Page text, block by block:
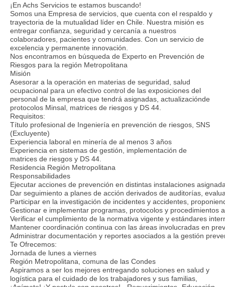
¡En Achs Servicios te estamos buscando!
Somos una Empresa de servicios, que cuenta con el respaldo y
trayectoria de la mutualidad líder en Chile. Nuestra misión es
entregar confianza, seguridad y cercanía a nuestros
colaboradores, pacientes y comunidades. Con un servicio de
excelencia y permanente innovación.
Nos encontramos en búsqueda de Experto en Prevención de
Riesgos para la región Metropolitana
Misión
Asesorar a la operación en materias de seguridad, salud
ocupacional para un efectivo control de las exposiciones del
personal de la empresa que tendrá asignadas, actualizaciónde
protocolos Minsal, matrices de riesgos y DS 44.
Requisitos:
Título profesional de Ingeniería en prevención de riesgos, SNS
(Excluyente)
Experiencia laboral en minería de al menos 3 años
Experiencia en sistemas de gestión, implementación de
matrices de riesgos y DS 44.
Residencia Región Metropolitana
Responsabilidades
Ejecutar acciones de prevención en distintas instalaciones
Dar seguimiento a planes de acción derivados de auditorías,
Participar en la investigación de incidentes y accidentes,
Gestionar e implementar programas, protocolos y procedimientos
Verificar el cumplimiento de la normativa vigente y estándares
Mantener coordinación continua con las áreas involucradas en
Administrar documentación y reportes asociados a la gestión
Te Ofrecemos:
Jornada de lunes a viernes
Región Metropolitana, comuna de las Condes
Aspiramos a ser los mejores entregando soluciones en salud y
logística para el cuidado de los trabajadores y sus familias,